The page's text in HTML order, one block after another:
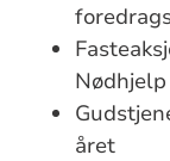
Nødhjelp
året